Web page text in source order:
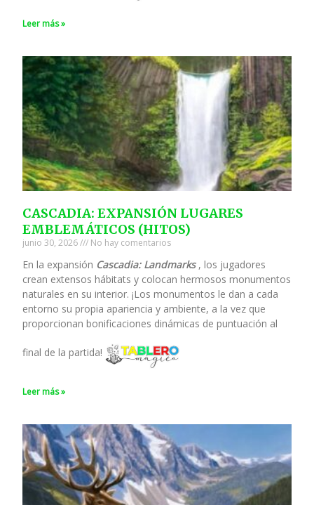
Leer más »
CASCADIA: EXPANSIÓN LUGARES
EMBLEMÁTICOS (HITOS)
junio 30, 2026 No hay comentarios
En la expansión Cascadia: Landmarks, los jugadores
crean extensos hábitats y colocan hermosos monumentos
naturales en su interior. ¡Los monumentos le dan a cada
entorno su propia apariencia y ambiente, a la vez que
proporcionan bonificaciones dinámicas de puntuación al
final de la partida!
Leer más »